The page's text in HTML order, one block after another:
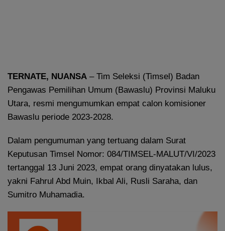
TERNATE, NUANSA – Tim Seleksi (Timsel) Badan
Pengawas Pemilihan Umum (Bawaslu) Provinsi Maluku
Utara, resmi mengumumkan empat calon komisioner
Bawaslu periode 2023-2028.
Dalam pengumuman yang tertuang dalam Surat
Keputusan Timsel Nomor: 084/TIMSEL-MALUT/VI/2023
tertanggal 13 Juni 2023, empat orang dinyatakan lulus,
yakni Fahrul Abd Muin, Ikbal Ali, Rusli Saraha, dan
Sumitro Muhamadia.